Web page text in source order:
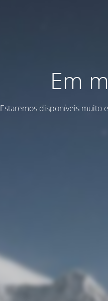
Em
Estaremos disponíveis muito